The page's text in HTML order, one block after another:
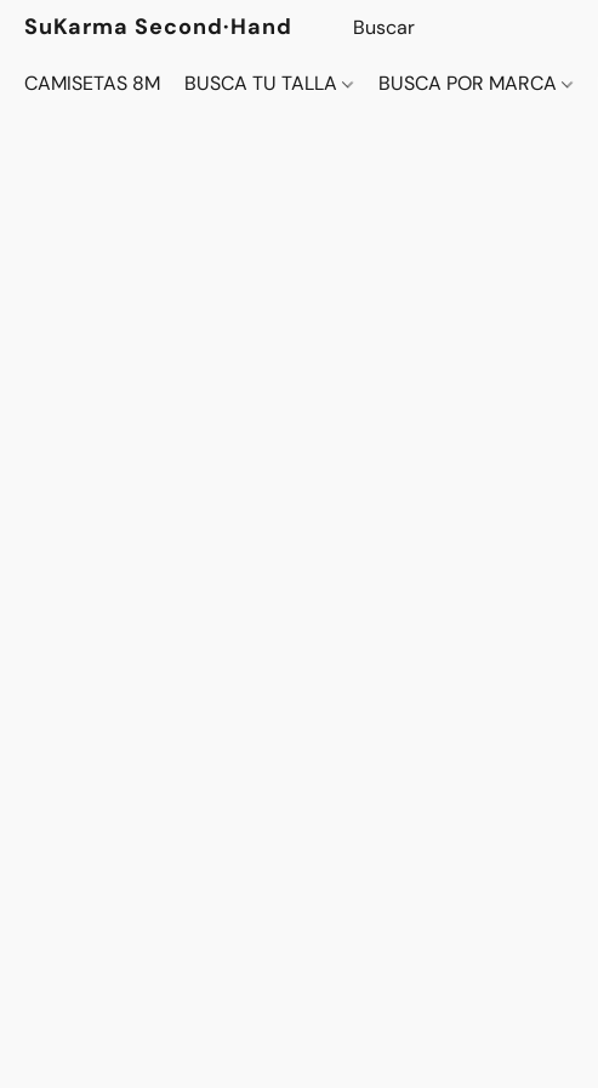
SuKarma Second·Hand
CAMISETAS 8M BUSCA TU TALLA BUSCA POR MARCA